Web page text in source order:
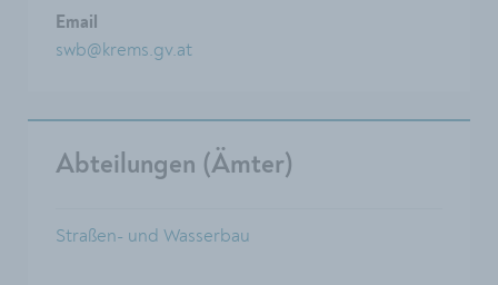
Email
swb@krems.gv.at
Abteilungen (Ämter)
Straßen- und Wasserbau